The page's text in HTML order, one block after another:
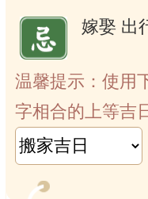
嫁娶 出
温馨提示：使用
字相合的上等吉